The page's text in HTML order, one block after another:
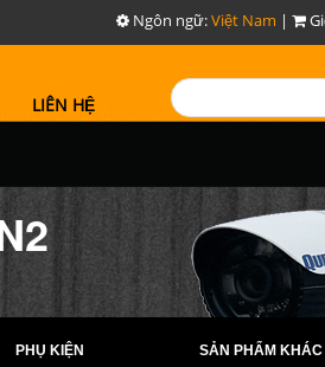
Ngôn ngữ:Việt Nam |
LIÊN HỆ
PHỤ KIỆN SẢN PHẨM KHÁC